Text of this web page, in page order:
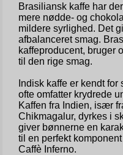
Brasiliansk kaffe har
mere nødde- og
mildere syrlighed. Det
afbalanceret smag.
kaffeproducent, bruger
til den rige smag.
Indisk kaffe er kendt
ofte omfatter krydrede
Kaffen fra Indien, især
Chikmagalur, dyrkes i
giver bønnerne en
til en perfekt
Caffè Inferno.